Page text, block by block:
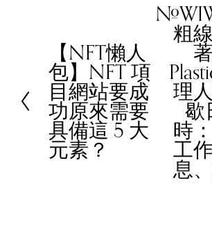
r
e
v
o
【NFT懶人
包】NFT 項
目網站要成
功原來需要
具備這 5 大
元素？
N
粗
理
歇
時
工
息